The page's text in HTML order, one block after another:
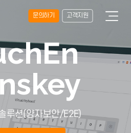
문의하기 고객지원
루션(양자보안/E2E)